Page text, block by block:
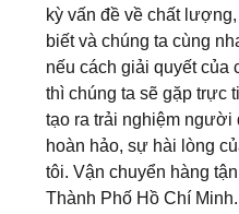
kỳ vấn đề về chất
biết và chúng ta cùng
nếu cách giải quyết của
thì chúng ta sẽ gặp trực
tạo ra trải nghiệm người
hoàn hảo, sự hài lòng
tôi. Vận chuyển hàng
Thành Phố Hồ Chí Minh.